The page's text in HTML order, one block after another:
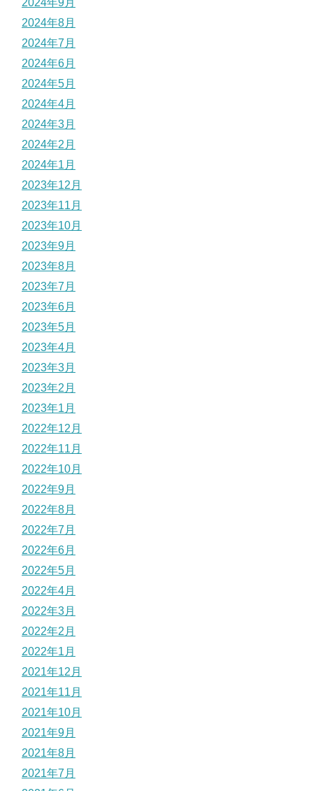
2024年8月
2024年7月
2024年6月
2024年5月
2024年4月
2024年3月
2024年2月
2024年1月
2023年12月
2023年11月
2023年10月
2023年9月
2023年8月
2023年7月
2023年6月
2023年5月
2023年4月
2023年3月
2023年2月
2023年1月
2022年12月
2022年11月
2022年10月
2022年9月
2022年8月
2022年7月
2022年6月
2022年5月
2022年4月
2022年3月
2022年2月
2022年1月
2021年12月
2021年11月
2021年10月
2021年9月
2021年8月
2021年7月